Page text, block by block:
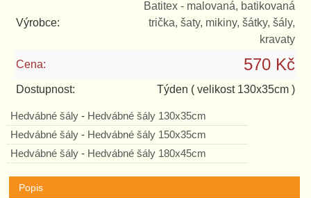
Výrobce:
Batitex - malovaná, batikovaná
trička, šaty, mikiny, šátky, šály,
kravaty
Cena: 570 Kč
Dostupnost: Týden ( velikost 130x35cm )
Hedvábné šály - Hedvábné šály 130x35cm
Hedvábné šály - Hedvábné šály 150x35cm
Hedvábné šály - Hedvábné šály 180x45cm
Popis